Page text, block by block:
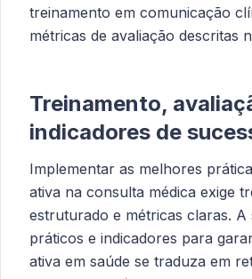
treinamento em comunicação
métricas de avaliação descritas
Treinamento,
indicadores de
Implementar as melhores
ativa na consulta médica exige
estruturado e métricas claras. A
práticos e indicadores para
ativa em saúde se traduza em